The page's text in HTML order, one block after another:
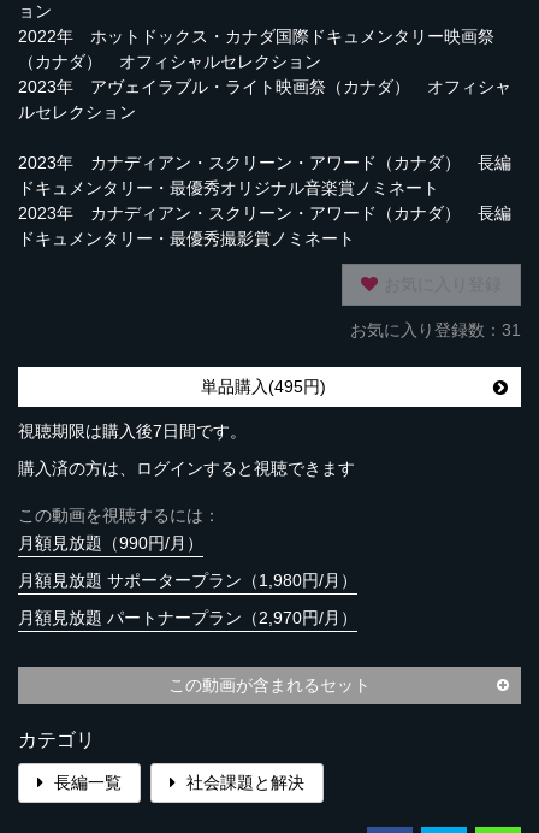
ョン
2022年 ホットドックス・カナダ国際ドキュメンタリー映画祭
（カナダ） オフィシャルセレクション
2023年 アヴェイラブル・ライト映画祭（カナダ） オフィシャ
ルセレクション
2023年 カナディアン・スクリーン・アワード（カナダ） 長編
ドキュメンタリー・最優秀オリジナル音楽賞ノミネート
2023年 カナディアン・スクリーン・アワード（カナダ） 長編
ドキュメンタリー・最優秀撮影賞ノミネート
お気に入り登録数：31
単品購入(495円)
視聴期限は購入後7日間です。
購入済の方は、ログインすると視聴できます
この動画を視聴するには：
月額見放題（990円/月）
月額見放題 サポータープラン（1,980円/月）
月額見放題 パートナープラン（2,970円/月）
この動画が含まれるセット
カテゴリ
長編一覧 社会課題と解決